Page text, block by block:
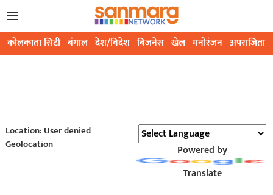
कोलकाता सिटी बंगाल देश/विदेश बिजनेस खेल मनोरंजन अपराजिता
Location: User denied
Geolocation
Powered by
Translate